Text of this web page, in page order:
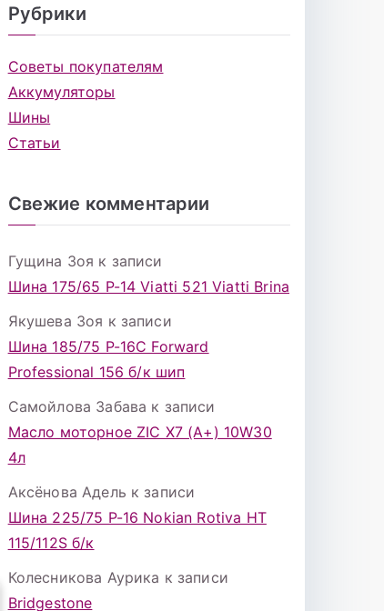
Рубрики
Советы покупателям
Аккумуляторы
Шины
Статьи
Свежие комментарии
Гущина Зоя к записи
Шина 175/65 Р-14 Viatti 521 Viatti Brina
Якушева Зоя к записи
Шина 185/75 Р-16С Forward
Professional 156 б/к шип
Самойлова Забава к записи
Масло моторное ZIC X7 (A+) 10W30
4л
Аксёнова Адель к записи
Шина 225/75 Р-16 Nokian Rotiva HT
115/112S б/к
Колесникова Аурика к записи
Bridgestone